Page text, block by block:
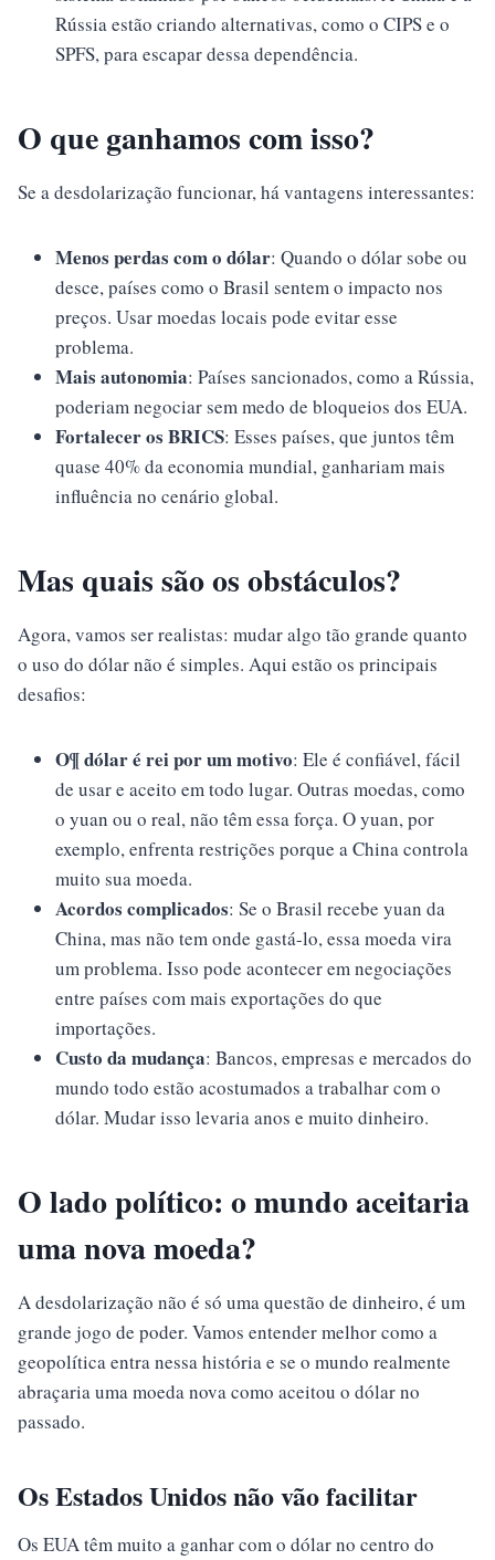
Rússia estão criando alternativas, como o CIPS e o
SPFS, para escapar dessa dependência.
O que ganhamos com isso?
Se a desdolarização funcionar, há vantagens interessantes:
Menos perdas com o dólar: Quando o dólar sobe ou
desce, países como o Brasil sentem o impacto nos
preços. Usar moedas locais pode evitar esse
problema.
Mais autonomia: Países sancionados, como a Rússia,
poderiam negociar sem medo de bloqueios dos EUA.
Fortalecer os BRICS: Esses países, que juntos têm
quase 40% da economia mundial, ganhariam mais
influência no cenário global.
Mas quais são os obstáculos?
Agora, vamos ser realistas: mudar algo tão grande quanto
o uso do dólar não é simples. Aqui estão os principais
desafios:
O¶ dólar é rei por um motivo: Ele é confiável, fácil
de usar e aceito em todo lugar. Outras moedas, como
o yuan ou o real, não têm essa força. O yuan, por
exemplo, enfrenta restrições porque a China controla
muito sua moeda.
Acordos complicados: Se o Brasil recebe yuan da
China, mas não tem onde gastá-lo, essa moeda vira
um problema. Isso pode acontecer em negociações
entre países com mais exportações do que
importações.
Custo da mudança: Bancos, empresas e mercados do
mundo todo estão acostumados a trabalhar com o
dólar. Mudar isso levaria anos e muito dinheiro.
O lado político: o mundo aceitaria
uma nova moeda?
A desdolarização não é só uma questão de dinheiro, é um
grande jogo de poder. Vamos entender melhor como a
geopolítica entra nessa história e se o mundo realmente
abraçaria uma moeda nova como aceitou o dólar no
passado.
Os Estados Unidos não vão facilitar
Os EUA têm muito a ganhar com o dólar no centro do